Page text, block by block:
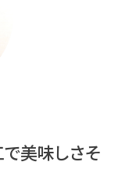
美味しさそ